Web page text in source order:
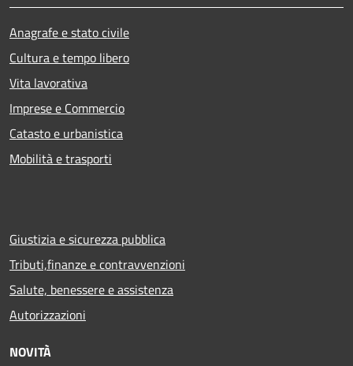
Anagrafe e stato civile
Cultura e tempo libero
Vita lavorativa
Imprese e Commercio
Catasto e urbanistica
Mobilità e trasporti
Giustizia e sicurezza pubblica
Tributi,finanze e contravvenzioni
Salute, benessere e assistenza
Autorizzazioni
NOVITÀ